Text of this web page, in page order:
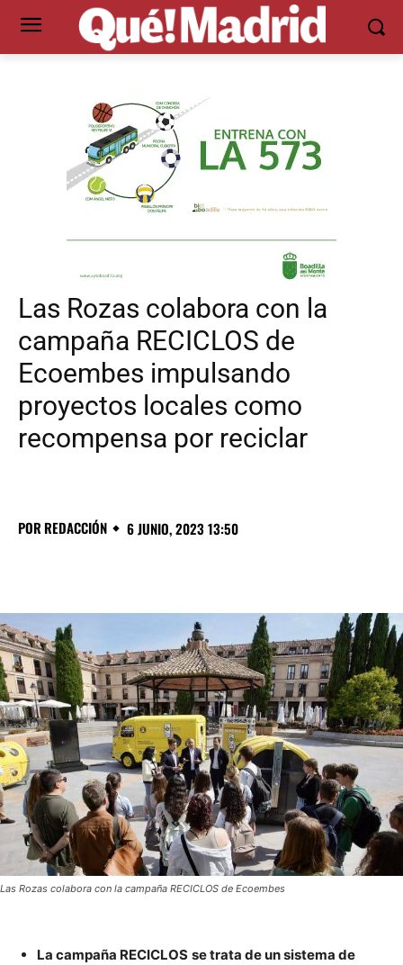
Las Rozas colabora con la
campaña RECICLOS de
Ecoembes impulsando
proyectos locales como
recompensa por reciclar
POR REDACCIÓN 6 JUNIO, 2023 13:50
Las Rozas colabora con la campaña RECICLOS de Ecoembes
La campaña RECICLOS se trata de un sistema de